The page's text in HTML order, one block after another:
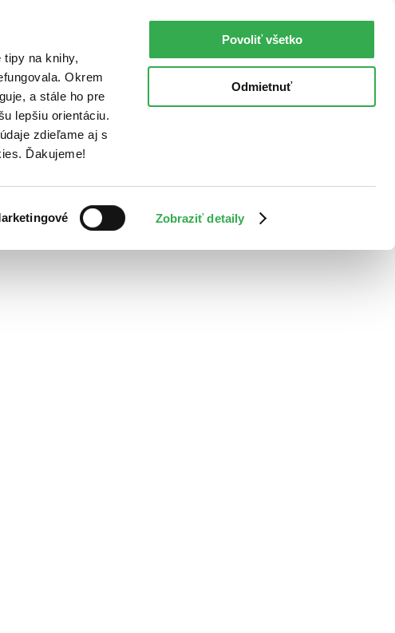
na knihy,
Okrem
a stále ho pre
lepšiu orientáciu.
zdieľame aj s
Ďakujeme!
Zobraziť detaily
Povoliť všetko
Odmietnuť